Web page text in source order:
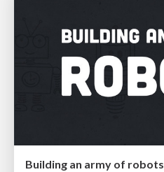
Building an army of robots